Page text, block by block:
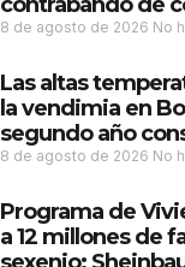
8 de agosto de 2026 No
Las altas
la vendimia en
segundo año
8 de agosto de 2026 No
Programa de
a 12 millones de